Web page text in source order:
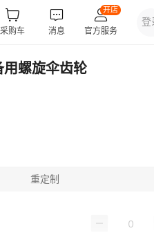
螺旋伞齿轮
重定制